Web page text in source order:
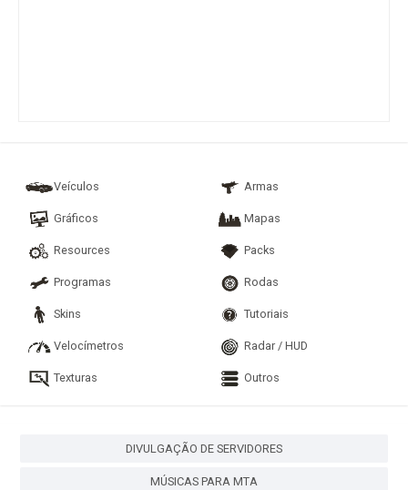
Veículos Armas
Gráficos Mapas
Resources Packs
Programas Rodas
Skins Tutoriais
Velocímetros Radar / HUD
Texturas Outros
DIVULGAÇÃO DE SERVIDORES
MÚSICAS PARA MTA